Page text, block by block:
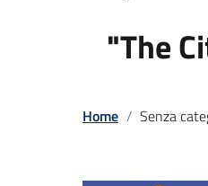
"The
Home Senza